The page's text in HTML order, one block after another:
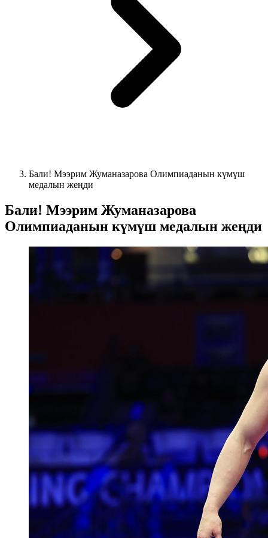
Бали! Мээрим Жуманазарова Олимпиаданын күмүш
медалын жеңди
Бали! Мээрим Жуманазарова
Олимпиаданын күмүш медалын жеңди